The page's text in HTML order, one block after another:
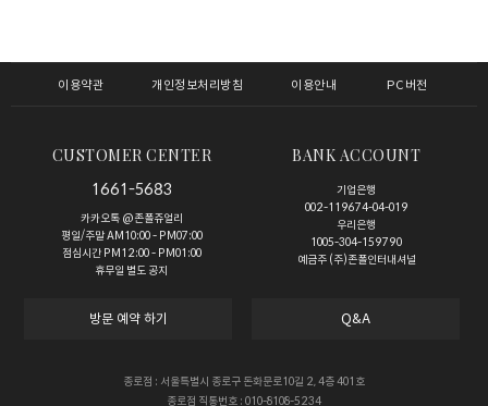
이용약관 개인정보처리방침 이용안내 PC버전
CUSTOMER CENTER
1661-5683
카카오톡 @존폴쥬얼리
평일/주말 AM10:00 - PM07:00
점심시간 PM12:00 - PM01:00
휴무일 별도 공지
BANK ACCOUNT
기업은행
002-119674-04-019
우리은행
1005-304-159790
예금주 (주)존폴인터내셔널
방문 예약 하기 Q&A
종로점 : 서울특별시 종로구 돈화문로10길 2, 4층 401호
종로점 직통번호 : 010-8108-5234